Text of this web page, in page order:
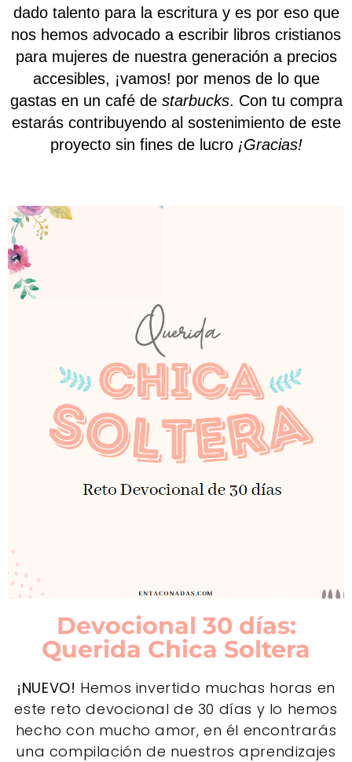
dado talento para la escritura y es por eso que
nos hemos advocado a escribir libros cristianos
para mujeres de nuestra generación a precios
accesibles, ¡vamos! por menos de lo que
gastas en un café de starbucks. Con tu compra
estarás contribuyendo al sostenimiento de este
proyecto sin fines de lucro ¡Gracias!
Devocional 30 días:
Querida Chica Soltera
¡NUEVO! Hemos invertido muchas horas en
este reto devocional de 30 días y lo hemos
hecho con mucho amor, en él encontrarás
una compilación de nuestros aprendizajes